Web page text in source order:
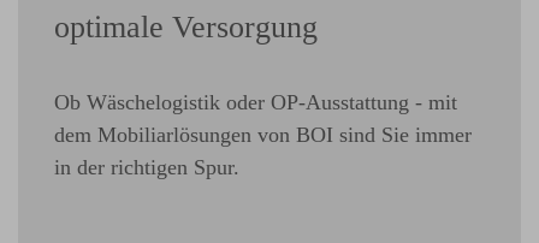
optimale Versorgung
Ob Wäschelogistik oder OP-Ausstattung - mit
dem Mobiliarlösungen von BOI sind Sie immer
in der richtigen Spur.